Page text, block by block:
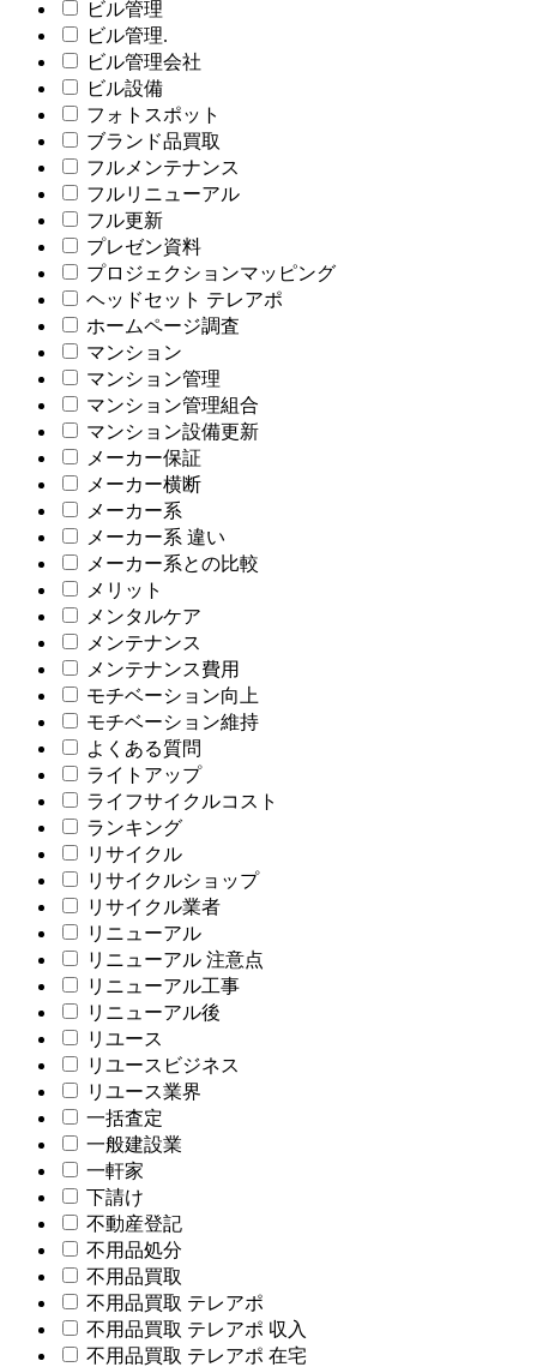
ビル管理
ビル管理.
ビル管理会社
ビル設備
フォトスポット
ブランド品買取
フルメンテナンス
フルリニューアル
フル更新
プレゼン資料
プロジェクションマッピング
ヘッドセット テレアポ
ホームページ調査
マンション
マンション管理
マンション管理組合
マンション設備更新
メーカー保証
メーカー横断
メーカー系
メーカー系 違い
メーカー系との比較
メリット
メンタルケア
メンテナンス
メンテナンス費用
モチベーション向上
モチベーション維持
よくある質問
ライトアップ
ライフサイクルコスト
ランキング
リサイクル
リサイクルショップ
リサイクル業者
リニューアル
リニューアル 注意点
リニューアル工事
リニューアル後
リユース
リユースビジネス
リユース業界
一括査定
一般建設業
一軒家
下請け
不動産登記
不用品処分
不用品買取
不用品買取 テレアポ
不用品買取 テレアポ 収入
不用品買取 テレアポ 在宅